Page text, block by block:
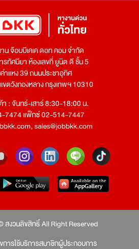
น จ๊อบบีเคเค ดอท คอม จำกัด
รทัศนียา ห้องเลขที่ ยูนิต ดี ชั้น 5
ำแหง 39 ถนนประชาอุทิศ
ขตวังทองหลาง กรุงเทพฯ 10310
: จันทร์-เสาร์ 8:30-18:00 น.
7474 แฟ็กซ์ 02-514-7447
,sales@jobbkk.com
สงวนลิขสิทธิ์ All Right Reserved
การใช้บริการสมาชิกผู้ประกอบการ